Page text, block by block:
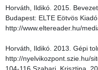
Horváth, Ildikó. 2015.
Budapest: ELTE Eötvös
http://www.eltereader.hu/
Horváth, Ildikó. 2013. Gépi
http://nyelvikozpont.szie.hu/